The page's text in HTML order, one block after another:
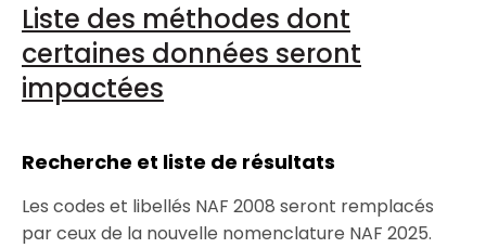
Liste des méthodes dont
certaines données seront
impactées
Recherche et liste de résultats
Les codes et libellés NAF 2008 seront remplacés
par ceux de la nouvelle nomenclature NAF 2025.